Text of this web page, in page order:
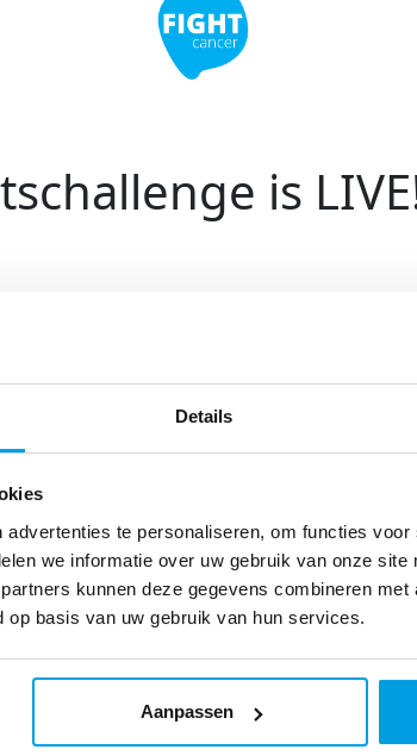
Details
te personaliseren, om functies
we informatie over uw gebruik van onze
kunnen deze gegevens combineren
basis van uw gebruik van hun services.
Aanpassen
is
van Swim to Fight
en nomineer anderen om
Deel deze video op al
mogelijk impact om onze
werken aan een wereld
meer dodelijk hoeft te zijn.